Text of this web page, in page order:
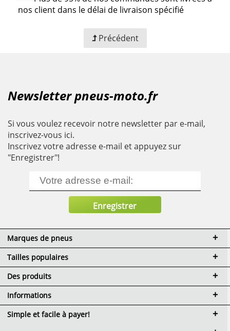
nos client dans le délai de livraison spécifié
Précédent
Newsletter pneus-moto.fr
Si vous voulez recevoir notre newsletter par e-mail,
inscrivez-vous ici.
Inscrivez votre adresse e-mail et appuyez sur
"Enregistrer"!
Marques de pneus
Tailles populaires
Des produits
Informations
Simple et facile à payer!